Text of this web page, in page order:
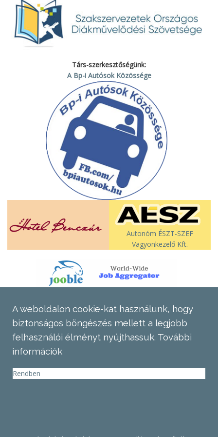
Társ-szerkesztőségünk:
A Bp-i Autósok Közössége
Autonóm ÉSZT-SZEF
Vagyonkezelő Kft.
A weboldalon cookie-kat használunk, hogy
biztonságos böngészés mellett a legjobb
felhasználói élményt nyújthassuk. További
információk
Rendben